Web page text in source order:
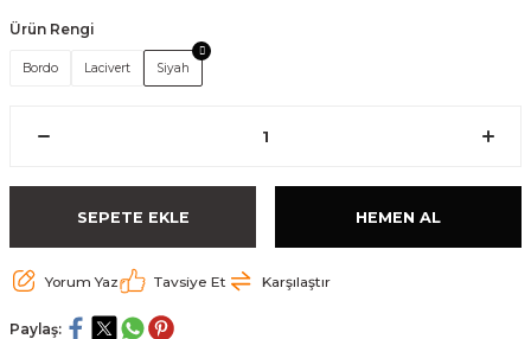
Ürün Rengi
Bordo Lacivert Siyah
SEPETE EKLE HEMEN AL
Yorum Yaz Tavsiye Et Karşılaştır
Paylaş: